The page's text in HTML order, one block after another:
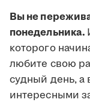
Вы не
понедельника.
которого
любите свою
судный день, а
интересными